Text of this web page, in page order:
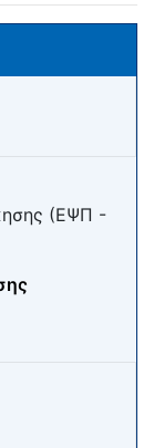
(ΕΨΠ -